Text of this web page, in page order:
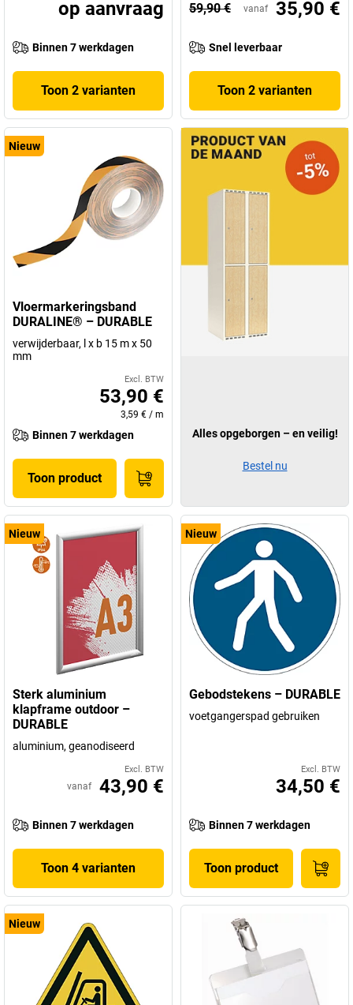
op aanvraag
Binnen 7 werkdagen
Toon 2 varianten
59,90 € vanaf 35,90 €
Snel leverbaar
Toon 2 varianten
Nieuw
Vloermarkeringsband
DURALINE® – DURABLE
verwijderbaar, l x b 15 m x 50
mm
Excl. BTW
53,90 €
3,59 € / m
Binnen 7 werkdagen
Toon product
Nieuw
Sterk aluminium
klapframe outdoor –
DURABLE
aluminium, geanodiseerd
Excl. BTW
vanaf 43,90 €
Binnen 7 werkdagen
Toon 4 varianten
Nieuw
Gebodstekens – DURABLE
voetgangerspad gebruiken
Excl. BTW
34,50 €
Binnen 7 werkdagen
Toon product
Nieuw
Alles opgeborgen – en veilig!
Bestel nu